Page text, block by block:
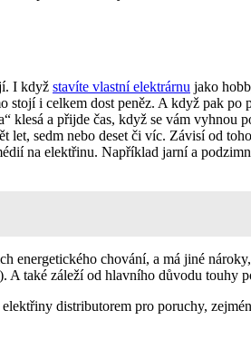
I když stavíte vlastní elektrárnu jako
stojí i celkem dost peněz. A když pak
klesá a přijde čas, když se vám
let, sedm nebo deset či víc. Závisí od
na elektřinu. Například jarní a
energetického chování, a má jiné
A také záleží od hlavního důvodu touhy
distributorem pro poruchy,